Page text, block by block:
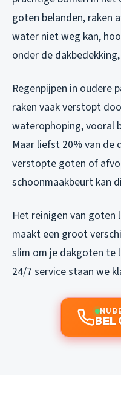
goten belanden, raken
water niet weg kan,
onder de
Regenpijpen in oudere
raken vaak verstopt
waterophoping, vooral
Maar liefst 20% van de
verstopte goten of
schoonmaakbeurt kan
Het reinigen van goten
maakt een groot
slim om je dakgoten te
24/7 service staan we
NU
BEL